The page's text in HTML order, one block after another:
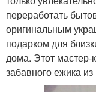
переработать
оригинальным
подарком для
дома. Этот мастер-
забавного ежика